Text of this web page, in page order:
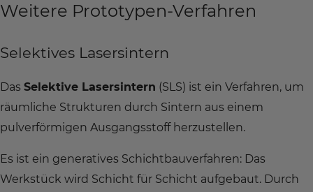
Weitere Prototypen-Verfahren
Selektives Lasersintern
Das Selektive Lasersintern (SLS) ist ein Verfahren, um
räumliche Strukturen durch Sintern aus einem
pulverförmigen Ausgangsstoff herzustellen.
Es ist ein generatives Schichtbauverfahren: Das
Werkstück wird Schicht für Schicht aufgebaut. Durch